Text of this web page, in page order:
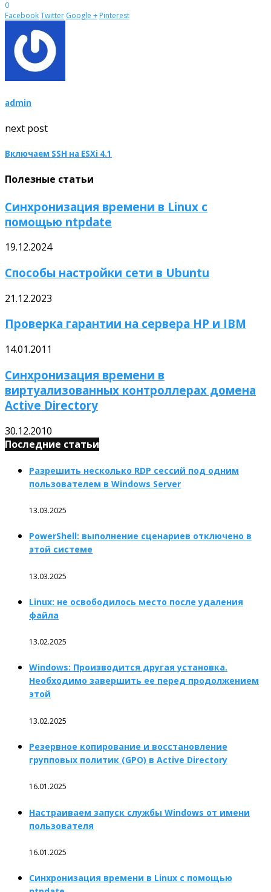
0
FacebookTwitter Google + Pinterest
admin
next post
Включаем SSH на ESXi 4.1
Полезные статьи
Синхронизация времени в Linux с
помощью ntpdate
19.12.2024
Способы настройки сети в Ubuntu
21.12.2023
Проверка гарантии на сервера HP и IBM
14.01.2011
Синхронизация времени в
виртуализованных контроллерах домена
Active Directory
30.12.2010
Последние статьи
Разрешить несколько RDP сессий под одним
пользователем в Windows Server
13.03.2025
PowerShell: выполнение сценариев отключено в
этой системе
13.03.2025
Linux: не освободилось место после удаления
файла
13.02.2025
Windows: Производится другая установка.
Необходимо завершить ее перед продолжением
этой
13.02.2025
Резервное копирование и восстановление
групповых политик (GPO) в Active Directory
16.01.2025
Настраиваем запуск службы Windows от имени
пользователя
16.01.2025
Синхронизация времени в Linux с помощью